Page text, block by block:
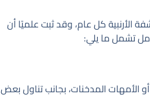
من بين كل 700 طفل مولود يصاب منهم واحد بالشفة الأرنبية كل عام، وقد ثبت علميًا أن
تشمل ما يلي:
الأمهات المدخنات، بجانب تناول بعض